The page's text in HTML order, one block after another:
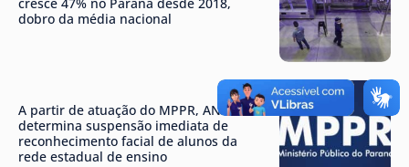
cresce 47% no Paraná desde 2018,
dobro da média nacional
A partir de atuação do MPPR, ANPD
determina suspensão imediata de
reconhecimento facial de alunos da
rede estadual de ensino